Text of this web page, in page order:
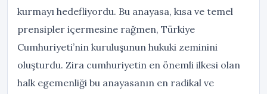
kurmayı hedefliyordu. Bu anayasa, kısa ve temel
prensipler içermesine rağmen, Türkiye
Cumhuriyeti’nin kuruluşunun hukuki zeminini
oluşturdu. Zira cumhuriyetin en önemli ilkesi olan
halk egemenliği bu anayasanın en radikal ve